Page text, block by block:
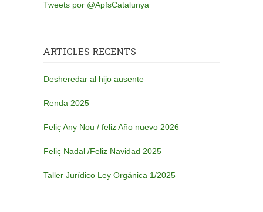
Tweets por @ApfsCatalunya
ARTICLES RECENTS
Desheredar al hijo ausente
Renda 2025
Feliç Any Nou / feliz Año nuevo 2026
Feliç Nadal /Feliz Navidad 2025
Taller Jurídico Ley Orgánica 1/2025